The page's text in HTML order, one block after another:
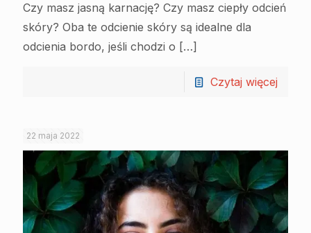
Czy masz jasną karnację? Czy masz ciepły odcień
skóry? Oba te odcienie skóry są idealne dla
odcienia bordo, jeśli chodzi o […]
Czytaj więcej
22 maja 2022